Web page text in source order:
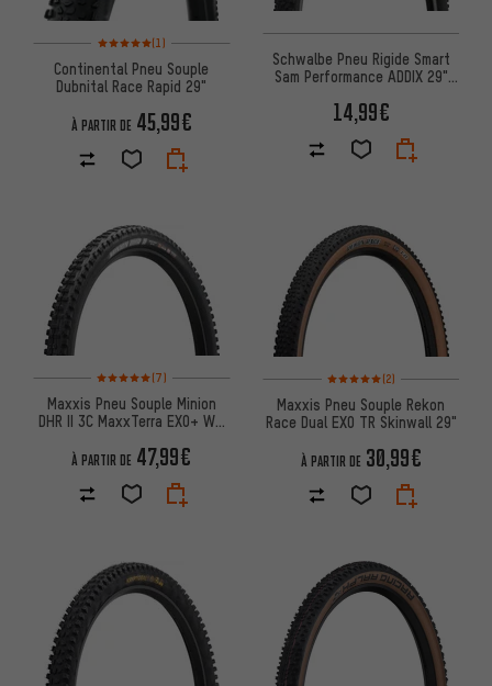
Note moyenne : 5 sur 5 d'après 1 avis
(1)
Continental Pneu Souple
Dubnital Race Rapid 29"
À PARTIR DE 45,99€
Schwalbe Pneu Rigide Smart
Sam Performance ADDIX 29"
14,99€
Note moyenne : 5 sur 5 d'après 7 avis
(7)
Maxxis Pneu Souple Minion
DHR II 3C MaxxTerra EXO+ WT
À PARTIR DE 47,99€
Note moyenne : 5 sur 5
(2)
Maxxis Pneu Souple Rekon
Race Dual EXO TR Skinwall 29"
À PARTIR DE 30,99€